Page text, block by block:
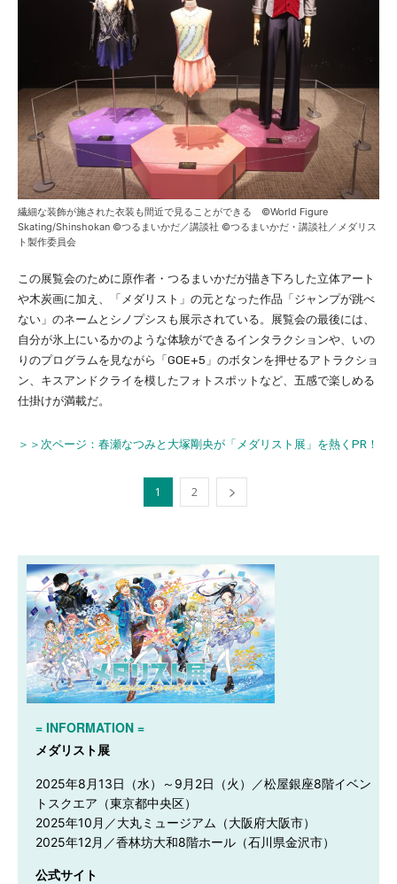
繊細な装飾が施された衣装も間近で見ることができる ©World Figure
Skating/Shinshokan ©つるまいかだ／講談社 ©つるまいかだ・講談社／メダリス
ト製作委員会
この展覧会のために原作者・つるまいかだが描き下ろした立体アート
や木炭画に加え、「メダリスト」の元となった作品「ジャンプが跳べ
ない」のネームとシノプシスも展示されている。展覧会の最後には、
自分が氷上にいるかのような体験ができるインタラクションや、いの
りのプログラムを見ながら「GOE+5」のボタンを押せるアトラクショ
ン、キスアンドクライを模したフォトスポットなど、五感で楽しめる
仕掛けが満載だ。
＞＞次ページ：春瀬なつみと大塚剛央が「メダリスト展」を熱くPR！
1 2
= INFORMATION =
メダリスト展
2025年8月13日（水）～9月2日（火）／松屋銀座8階イベン
トスクエア（東京都中央区）
2025年10月／大丸ミュージアム（大阪府大阪市）
2025年12月／香林坊大和8階ホール（石川県金沢市）
公式サイト